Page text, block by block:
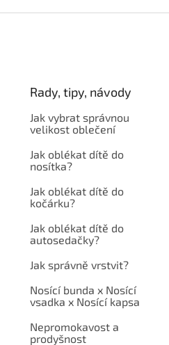
Rady, tipy, návody
Jak vybrat správnou
velikost oblečení
Jak oblékat dítě do
nosítka?
Jak oblékat dítě do
kočárku?
Jak oblékat dítě do
autosedačky?
Jak správně vrstvit?
Nosící bunda x Nosící
vsadka x Nosící kapsa
Nepromokavost a
prodyšnost